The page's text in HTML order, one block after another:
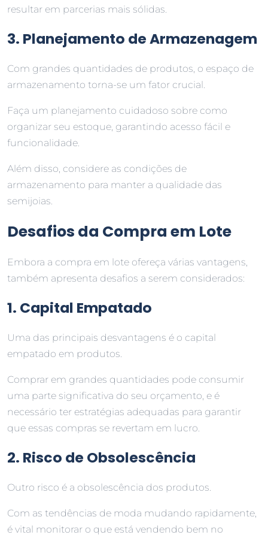
resultar em parcerias mais sólidas.
3. Planejamento de Armazenagem
Com grandes quantidades de produtos, o espaço de
armazenamento torna-se um fator crucial.
Faça um planejamento cuidadoso sobre como
organizar seu estoque, garantindo acesso fácil e
funcionalidade.
Além disso, considere as condições de
armazenamento para manter a qualidade das
semijoias.
Desafios da Compra em Lote
Embora a compra em lote ofereça várias vantagens,
também apresenta desafios a serem considerados:
1. Capital Empatado
Uma das principais desvantagens é o capital
empatado em produtos.
Comprar em grandes quantidades pode consumir
uma parte significativa do seu orçamento, e é
necessário ter estratégias adequadas para garantir
que essas compras se revertam em lucro.
2. Risco de Obsolescência
Outro risco é a obsolescência dos produtos.
Com as tendências de moda mudando rapidamente,
é vital monitorar o que está vendendo bem no